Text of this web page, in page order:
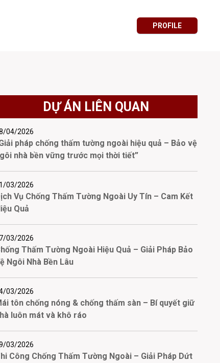
PROFILE
DỰ ÁN LIÊN QUAN
04/2026
pháp chống thấm tường ngoài hiệu quả – Bảo vệ
nhà bền vững trước mọi thời tiết”
03/2026
Vụ Chống Thấm Tường Ngoài Uy Tín – Cam Kết
Quả
03/2026
Thấm Tường Ngoài Hiệu Quả – Giải Pháp Bảo
Ngôi Nhà Bền Lâu
03/2026
tôn chống nóng & chống thấm sàn – Bí quyết giữ
luôn mát và khô ráo
03/2026
Công Chống Thấm Tường Ngoài – Giải Pháp Dứt